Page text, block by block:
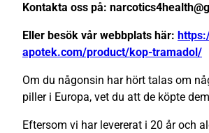
Kontakta oss på:
Eller besök vår webbplats här:
apotek.com/product/kop-tramadol/
Om du någonsin har hört talas om
piller i Europa, vet du att de köpte
Eftersom vi har levererat i 20 år och